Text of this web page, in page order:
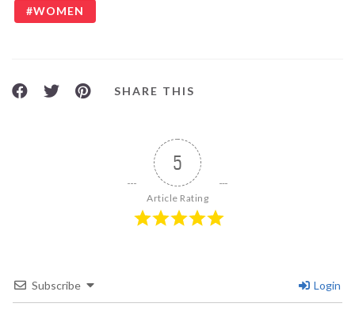
WOMEN
SHARE THIS
5
Article Rating
Subscribe Login